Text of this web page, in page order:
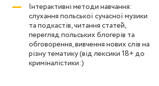
Інтерактивні методи навчання:
слухання польської сучасної музики
та подкастів, читання статей,
перегляд польських блогерів та
обговорення, вивчення нових слів на
різну тематику (від лексики 18+ до
криміналістики:)